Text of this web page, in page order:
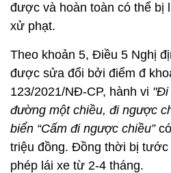
được và hoàn toàn có thể bị
xử phạt.
Theo khoản 5, Điều 5 Nghị
được sửa đổi bởi điểm đ
123/2021/NĐ-CP, hành vi "Đi
đường một chiều, đi ngược
biển “Cấm đi ngược chiều”
triệu đồng. Đồng thời bị
phép lái xe từ 2-4 tháng.